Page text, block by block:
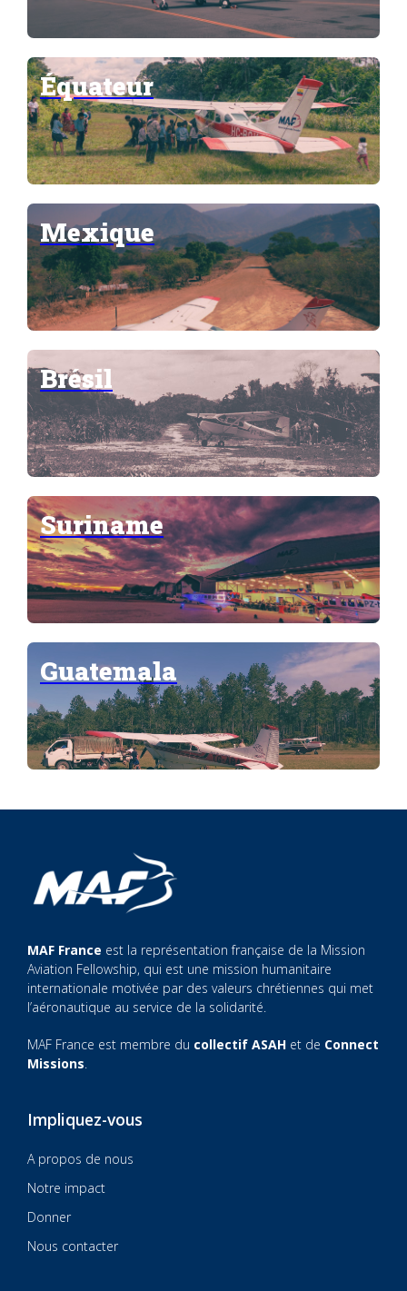
Équateur
Mexique
Brésil
Suriname
Guatemala
MAF France est la représentation française de la Mission
Aviation Fellowship, qui est une mission humanitaire
internationale motivée par des valeurs chrétiennes qui met
l’aéronautique au service de la solidarité.
MAF France est membre du collectif ASAH et de Connect
Missions.
Impliquez-vous
A propos de nous
Notre impact
Donner
Nous contacter